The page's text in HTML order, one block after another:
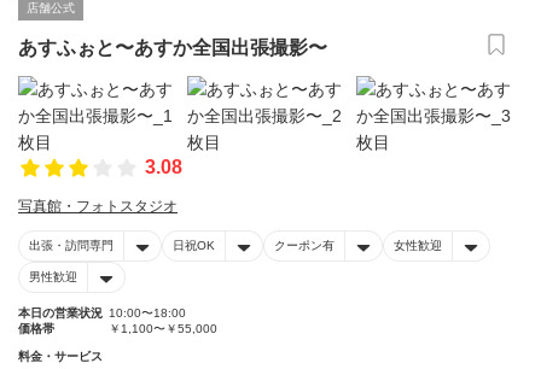
店舗公式
あすふぉと〜あすか全国出張撮影〜
3.08
写真館・フォトスタジオ
出張・訪問専門 日祝OK クーポン有 女性歓迎
男性歓迎
本日の営業状況 10:00〜18:00
価格帯
￥1,100〜￥55,000
料金・サービス